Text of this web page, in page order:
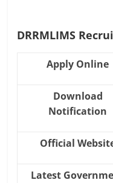
DRRMLIMS
Apply Online
Download
Notification
Official
Latest